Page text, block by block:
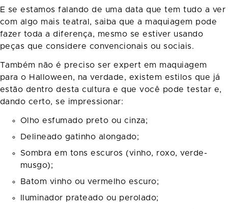
E se estamos falando de uma data que tem tudo a ver
com algo mais teatral, saiba que a maquiagem pode
fazer toda a diferença, mesmo se estiver usando
peças que considere convencionais ou sociais.
Também não é preciso ser expert em maquiagem
para o Halloween, na verdade, existem estilos que já
estão dentro desta cultura e que você pode testar e,
dando certo, se impressionar:
Olho esfumado preto ou cinza;
Delineado gatinho alongado;
Sombra em tons escuros (vinho, roxo, verde-
musgo);
Batom vinho ou vermelho escuro;
Iluminador prateado ou perolado;